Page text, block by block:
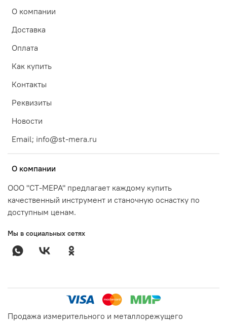
О компании
Доставка
Оплата
Как купить
Контакты
Реквизиты
Новости
Email; info@st-mera.ru
О компании
ООО "СТ-МЕРА" предлагает каждому купить
качественный инструмент и станочную оснастку по
доступным ценам.
Мы в социальных сетях
Продажа измерительного и металлорежущего